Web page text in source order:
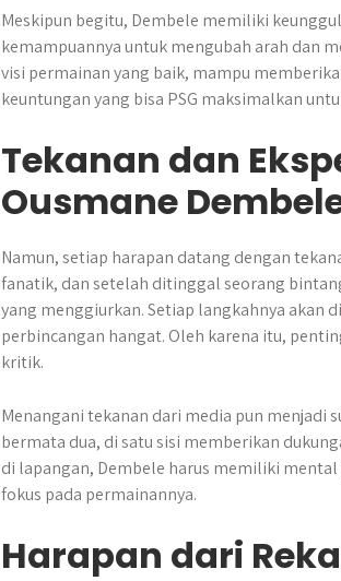
Meskipun begitu, Dembele memiliki
kemampuannya untuk mengubah arah dan
visi permainan yang baik, mampu
keuntungan yang bisa PSG maksimalkan
Tekanan dan
Ousmane
Namun, setiap harapan datang dengan
fanatik, dan setelah ditinggal seorang
yang menggiurkan. Setiap langkahnya akan
perbincangan hangat. Oleh karena itu,
kritik.
Menangani tekanan dari media pun menjadi
bermata dua, di satu sisi memberikan
di lapangan, Dembele harus memiliki
fokus pada permainannya.
Harapan dari